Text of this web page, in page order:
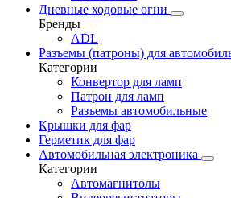
Дневные ходовые огни
Бренды
ADL
Разъемы (патроны) для
Категории
Конвертор для ламп
Патрон для ламп
Разъемы автомобильные
Крышки для фар
Герметик для фар
Автомобильная электроника
Категории
Автомагнитолы